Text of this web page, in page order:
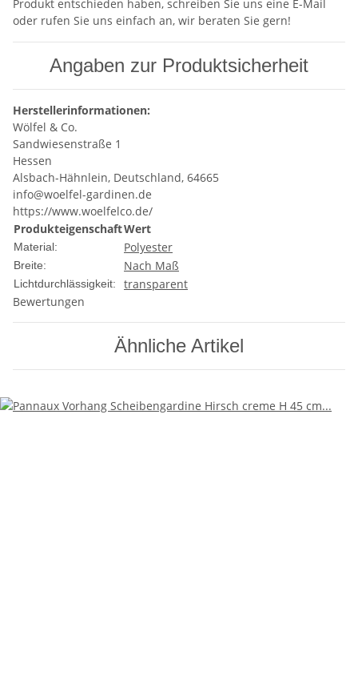
Produkt entschieden haben, schreiben Sie uns eine E-Mail
oder rufen Sie uns einfach an, wir beraten Sie gern!
Angaben zur Produktsicherheit
Herstellerinformationen:
Wölfel & Co.
Sandwiesenstraße 1
Hessen
Alsbach-Hähnlein, Deutschland, 64665
info@woelfel-gardinen.de
https://www.woelfelco.de/
ProdukteigenschaftWert
Material: Polyester
Breite: Nach Maß
Lichtdurchlässigkeit:
transparent
Bewertungen
Ähnliche Artikel